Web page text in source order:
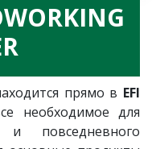
прямо в EFI
необходимое для
и повседневного